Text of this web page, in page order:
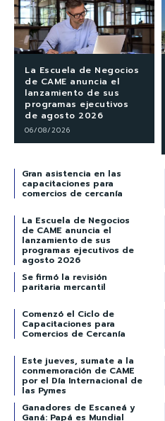
La Escuela de Negocios
de CAME anuncia el
lanzamiento de sus
programas ejecutivos
de agosto 2026
06/08/2026
Gran asistencia en las
capacitaciones para
comercios de cercanía
La Escuela de Negocios
de CAME anuncia el
lanzamiento de sus
programas ejecutivos de
agosto 2026
Se firmó la revisión
paritaria mercantil
Comenzó el Ciclo de
Capacitaciones para
Comercios de Cercanía
Este jueves, sumate a la
conmemoración de CAME
por el Día Internacional de
las Pymes
Ganadores de Escaneá y
Ganá: Papá es Mundial